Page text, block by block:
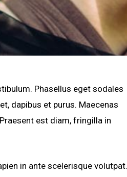
Phasellus eget sodales
dapibus et purus. Maecenas
est diam, fringilla in
in ante scelerisque volutpat.